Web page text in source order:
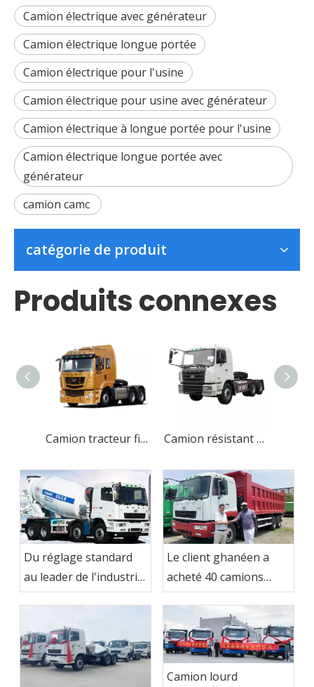
Camion électrique avec générateur
Camion électrique longue portée
Camion électrique pour l'usine
Camion électrique pour usine avec générateur
Camion électrique à longue portée pour l'usine
Camion électrique longue portée avec
générateur
camion camc
catégorie de produit
Produits connexes
Camion tracteur fiable à moteur diesel dépanneuse Camion résistant du moteur diesel 6x4 pour le transport de marchandises
Du réglage standard
au leader de l'industrie
- Camion malaxeur à
Le client ghanéen a
acheté 40 camions
CAMC
Camion lourd